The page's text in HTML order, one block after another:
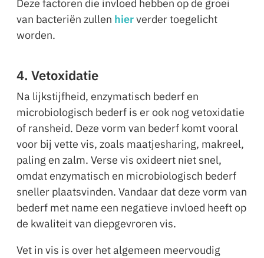
Deze factoren die invloed hebben op de groei
van bacteriën zullen hierverder toegelicht
worden.
4. Vetoxidatie
Na lijkstijfheid, enzymatisch bederf en
microbiologisch bederf is er ook nog vetoxidatie
of ransheid. Deze vorm van bederf komt vooral
voor bij vette vis, zoals maatjesharing, makreel,
paling en zalm. Verse vis oxideert niet snel,
omdat enzymatisch en microbiologisch bederf
sneller plaatsvinden. Vandaar dat deze vorm van
bederf met name een negatieve invloed heeft op
de kwaliteit van diepgevroren vis.
Vet in vis is over het algemeen meervoudig